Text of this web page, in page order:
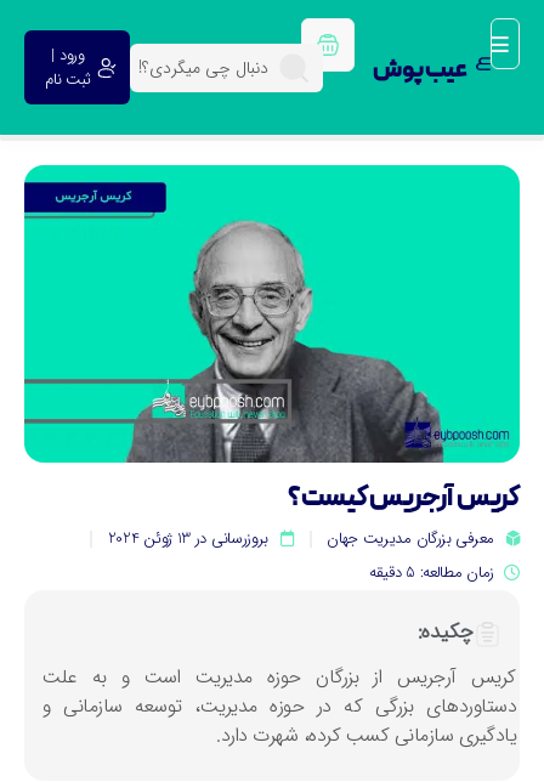
عیب پوش
ورود |
ثبت نام
آرجریس کیست؟
معرفی بزرگان مدیریت جهان
بروزرسانی در 13 ژوئن 2024
زمان مطالعه: 5 دقیقه
چکیده:
آرجریس از بزرگان حوزه مدیریت است و به علت
بزرگی که در حوزه مدیریت، توسعه سازمانی و
سازمانی کسب کرده، شهرت دارد.